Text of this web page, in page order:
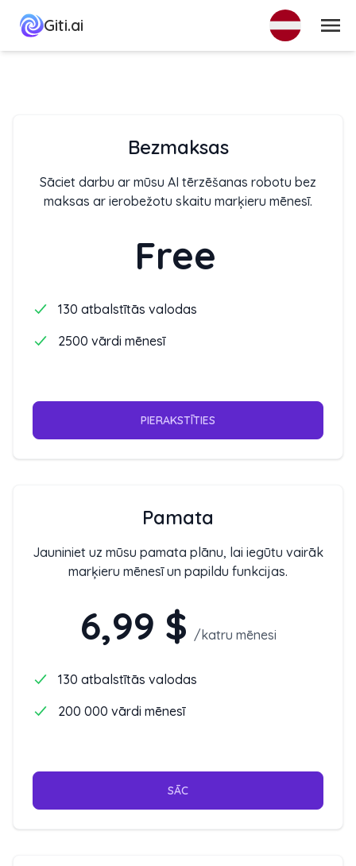
Giti.ai Izvēlne
Bezmaksas
Sāciet darbu ar mūsu AI tērzēšanas robotu bez
maksas ar ierobežotu skaitu marķieru mēnesī.
Free
130 atbalstītās valodas
2500 vārdi mēnesī
PIERAKSTĪTIES
Pamata
Jauniniet uz mūsu pamata plānu, lai iegūtu vairāk
marķieru mēnesī un papildu funkcijas.
6,99 $ /katru mēnesi
130 atbalstītās valodas
200 000 vārdi mēnesī
SĀC